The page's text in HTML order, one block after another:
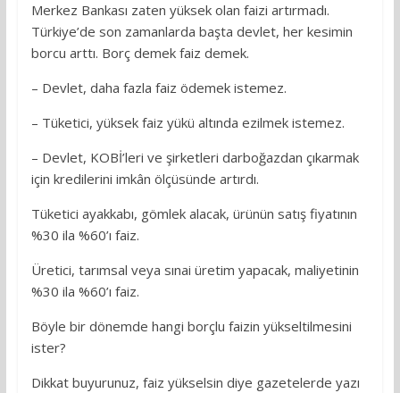
Merkez Bankası zaten yüksek olan faizi artırmadı.
Türkiye’de son zamanlarda başta devlet, her kesimin
borcu arttı. Borç demek faiz demek.
– Devlet, daha fazla faiz ödemek istemez.
– Tüketici, yüksek faiz yükü altında ezilmek istemez.
– Devlet, KOBİ’leri ve şirketleri darboğazdan çıkarmak
için kredilerini imkân ölçüsünde artırdı.
Tüketici ayakkabı, gömlek alacak, ürünün satış fiyatının
%30 ila %60’ı faiz.
Üretici, tarımsal veya sınai üretim yapacak, maliyetinin
%30 ila %60’ı faiz.
Böyle bir dönemde hangi borçlu faizin yükseltilmesini
ister?
Dikkat buyurunuz, faiz yükselsin diye gazetelerde yazı